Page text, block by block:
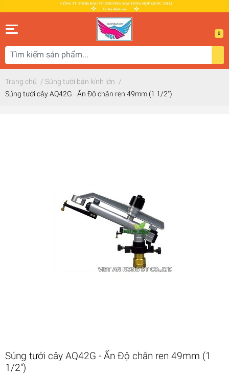
0
Trang chủ / Súng tưới bán kính lớn /
Súng tưới cây AQ42G - Ấn Độ chân ren 49mm (1 1/2")
Súng tưới cây AQ42G - Ấn Độ chân ren 49mm (1
1/2")